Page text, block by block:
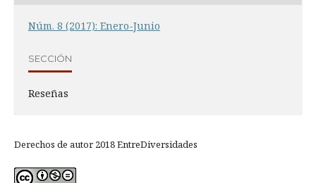
Núm. 8 (2017): Enero-Junio
SECCIÓN
Reseñas
Derechos de autor 2018 EntreDiversidades